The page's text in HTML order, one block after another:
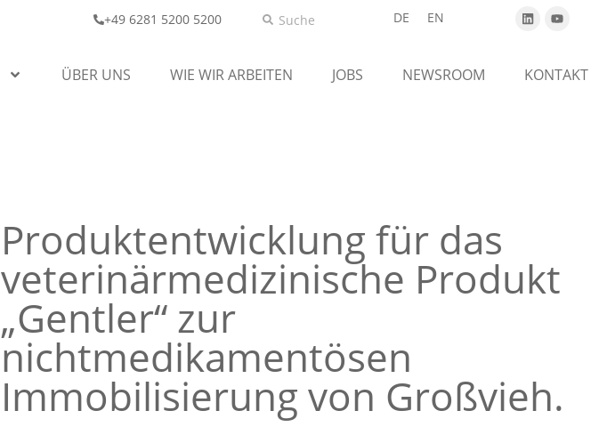
+49 6281 5200 5200 DE EN
ÜBER UNS WIE WIR ARBEITEN JOBS NEWSROOM KONTAKT
Produktentwicklung für das
veterinärmedizinische Produkt
„Gentler“ zur
nichtmedikamentösen
Immobilisierung von Großvieh.